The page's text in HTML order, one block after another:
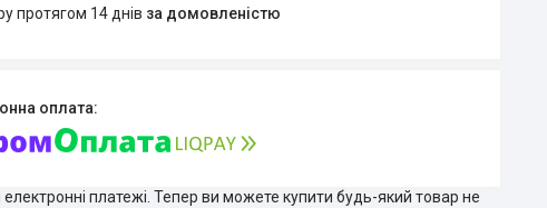
протягом 14 днів за домовленістю
електронні платежі. Тепер ви можете купити будь-який товар не